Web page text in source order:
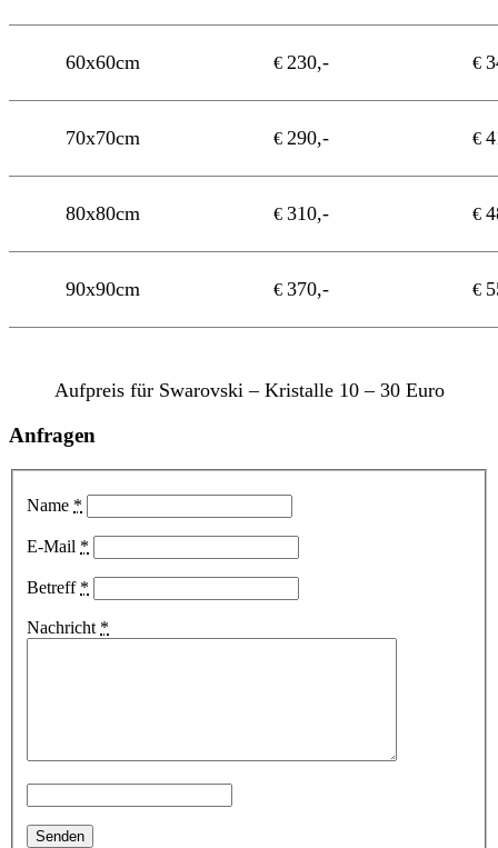
60x60cm € 230,- €
70x70cm € 290,- €
80x80cm € 310,- €
90x90cm € 370,- €
Aufpreis für Swarovski – Kristalle 10 – 30 Euro
Anfragen
Name *
E-Mail *
Betreff *
Nachricht *